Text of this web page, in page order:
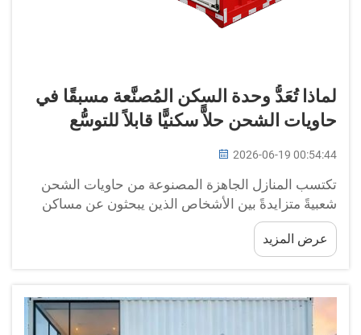
لماذا تُعَدُّ وحدة السكن المُصنَّعة مسبقًا في
حاويات الشحن حلاًّ سكنيًّا قابلاً للتوسُّع
2026-06-19 00:54:44
تكتسب المنازل الجاهزة المصنوعة من حاويات الشحن
شعبيةً متزايدةً بين الأشخاص الذين يبحثون عن مساكن
حيث تقدِّم تصاميم خاصة سهلة التركيب والتعديل. وهذه
المنازل مصنوعة من حاويات شحن مستعملة، لذا فهي
عرض المزيد